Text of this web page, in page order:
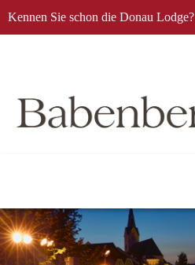
Kennen Sie schon die Donau Lodge?